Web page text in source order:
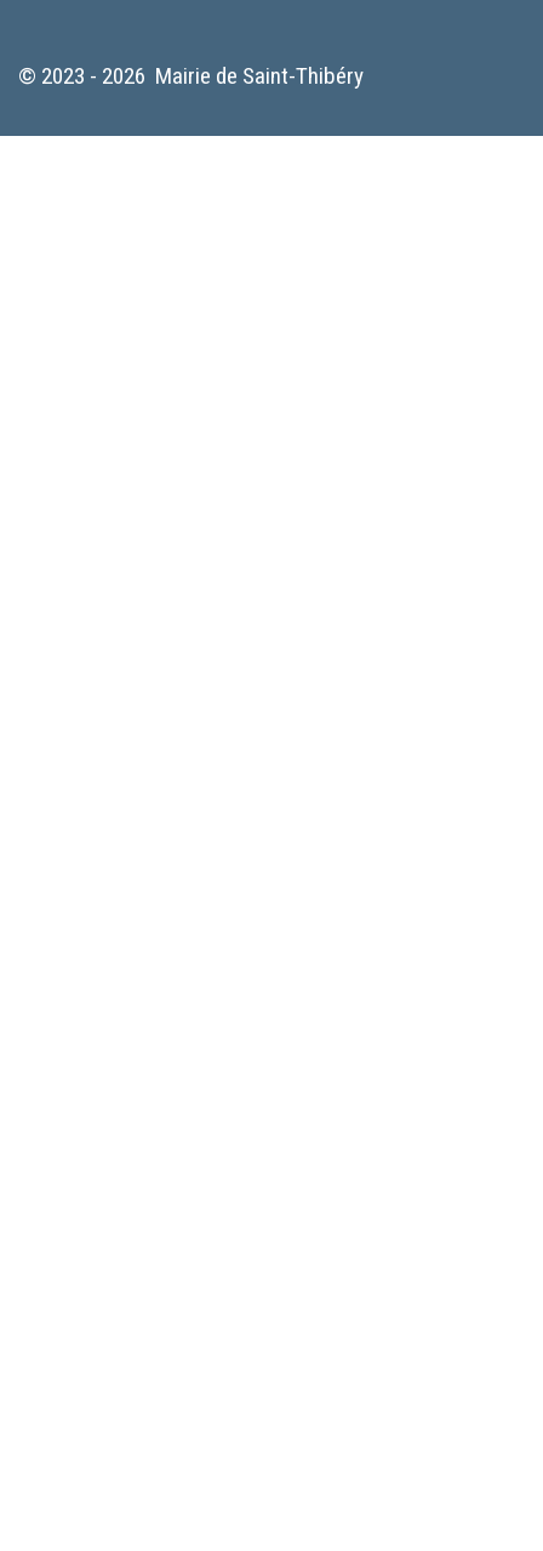
© 2023 - 2026 Mairie de Saint-Thibéry